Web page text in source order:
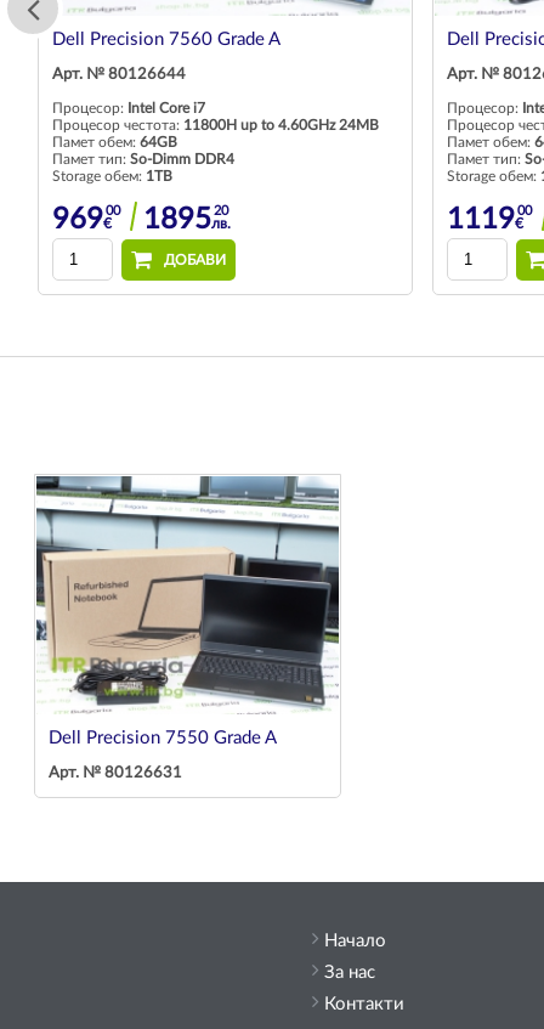
Dell Precision 7560 Grade A
Арт. № 80126644
Процесор: Intel Core i7
Процесор честота: 11800H up to 4.60GHz 24MB
Памет обем: 64GB
Памет тип: So-Dimm DDR4
Storage обем: 1TB
96900
€ 189520
лв.
ДОБАВИ
Dell
Арт. №
Процесор:
Процесор
Памет обем:
Памет тип:
Storage обем:
111900
€
Dell Precision 7550 Grade A
Арт. № 80126631
Начало
За нас
Контакти